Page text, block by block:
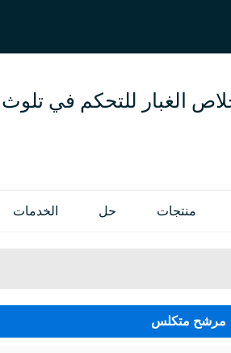
الغبار للتحكم في
منتجات حل الخدمات
مرشح متكلس